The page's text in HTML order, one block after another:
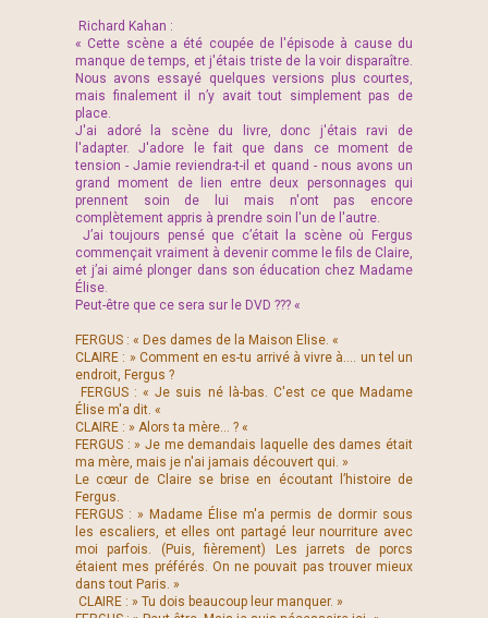
Richard Kahan :
« Cette scène a été coupée de l'épisode à cause du
manque de temps, et j'étais triste de la voir disparaître.
Nous avons essayé quelques versions plus courtes,
mais finalement il n’y avait tout simplement pas de
place.
J'ai adoré la scène du livre, donc j'étais ravi de
l'adapter. J'adore le fait que dans ce moment de
tension - Jamie reviendra-t-il et quand - nous avons un
grand moment de lien entre deux personnages qui
prennent soin de lui mais n'ont pas encore
complètement appris à prendre soin l'un de l'autre.
J’ai toujours pensé que c’était la scène où Fergus
commençait vraiment à devenir comme le fils de Claire,
et j’ai aimé plonger dans son éducation chez Madame
Élise.
Peut-être que ce sera sur le DVD ??? «
FERGUS : « Des dames de la Maison Elise. «
CLAIRE : » Comment en es-tu arrivé à vivre à.… un tel un
endroit, Fergus ?
FERGUS : « Je suis né là-bas. C'est ce que Madame
Élise m'a dit. «
CLAIRE : » Alors ta mère... ? «
FERGUS : » Je me demandais laquelle des dames était
ma mère, mais je n'ai jamais découvert qui. »
Le cœur de Claire se brise en écoutant l’histoire de
Fergus.
FERGUS : » Madame Élise m'a permis de dormir sous
les escaliers, et elles ont partagé leur nourriture avec
moi parfois. (Puis, fièrement) Les jarrets de porcs
étaient mes préférés. On ne pouvait pas trouver mieux
dans tout Paris. »
CLAIRE : » Tu dois beaucoup leur manquer. »